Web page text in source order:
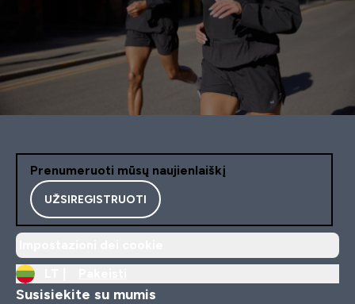
Prenumeruoti mūsų naujienlaiškį
UŽSIREGISTRUOTI
Susisiekite su mumis